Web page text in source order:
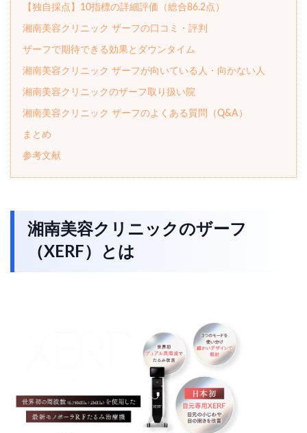
【独自採点】10指標の詳細評価（総合86.2点）
湘南美容クリニック ザーフの口コミ・評判
ザーフで期待できる効果とダウンタイム
湘南美容クリニック ザーフが向いている人・向かない人
湘南美容クリニックのザーフ取り扱い院
湘南美容クリニック ザーフのよくある質問（Q&A）
まとめ
参考文献
湘南美容クリニックのザーフ
（XERF）とは